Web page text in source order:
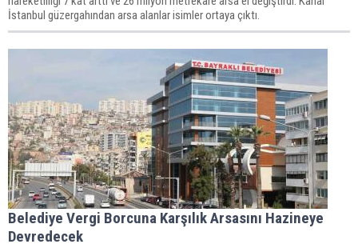
İstanbul güzergahından arsa alanlar isimler ortaya çıktı.
Belediye Vergi Borcuna Karşılık Arsasını Hazineye
Devredecek